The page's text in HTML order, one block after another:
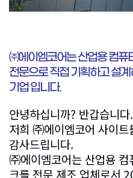
㈜에이엠코어는 산업용 컴퓨
전문으로 직접 기획하고 설
기업 입니다.
안녕하십니까? 반갑습니다.
저희 ㈜에이엠코어 사이
감사드립니다.
㈜에이엠코어는 산업용
크를 전문 제조 업체로서